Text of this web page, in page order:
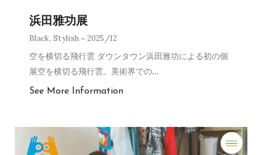
浜田雅功展
Black,Stylish 2025/12
空を横切る飛行雲 ダウンタウン浜田雅功による初の個
展空を横切る飛行雲。美術界での…
See More Information